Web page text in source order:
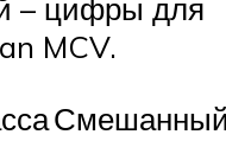
– цифры для
MCV.